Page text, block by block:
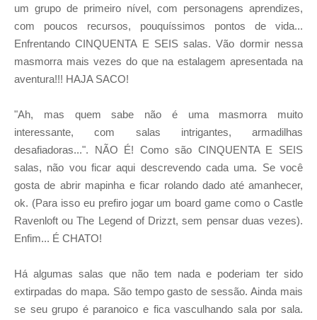
um grupo de primeiro nível, com personagens aprendizes,
com poucos recursos, pouquíssimos pontos de vida...
Enfrentando CINQUENTA E SEIS salas. Vão dormir nessa
masmorra mais vezes do que na estalagem apresentada na
aventura!!! HAJA SACO!
"Ah, mas quem sabe não é uma masmorra muito
interessante, com salas intrigantes, armadilhas
desafiadoras...". NÃO É! Como são CINQUENTA E SEIS
salas, não vou ficar aqui descrevendo cada uma. Se você
gosta de abrir mapinha e ficar rolando dado até amanhecer,
ok. (Para isso eu prefiro jogar um board game como o Castle
Ravenloft ou The Legend of Drizzt, sem pensar duas vezes).
Enfim... É CHATO!
Há algumas salas que não tem nada e poderiam ter sido
extirpadas do mapa. São tempo gasto de sessão. Ainda mais
se seu grupo é paranoico e fica vasculhando sala por sala.